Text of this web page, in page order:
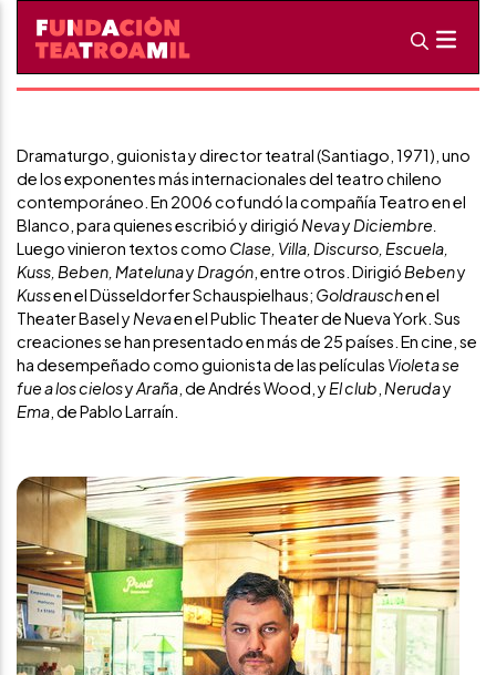
Guillermo Calderón
Dramaturgia
Dramaturgo, guionista y director teatral (Santiago, 1971), uno
de los exponentes más internacionales del teatro chileno
contemporáneo. En 2006 cofundó la compañía Teatro en el
Blanco, para quienes escribió y dirigió Nevay Diciembre.
Luego vinieron textos como Clase, Villa, Discurso, Escuela,
Kuss, Beben, Matelunay Dragón , entre otros. Dirigió Bebeny
Kussen el Düsseldorfer Schauspielhaus; Goldrauschen el
Theater Basel y Nevaen el Public Theater de Nueva York. Sus
creaciones se han presentado en más de 25 países. En cine, se
ha desempeñado como guionista de las películas Violeta se
fue a los cielosyAraña , de Andrés Wood, y El club Neruday
Ema , de Pablo Larraín.